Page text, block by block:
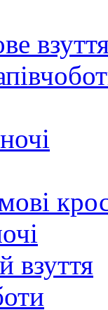
взуття